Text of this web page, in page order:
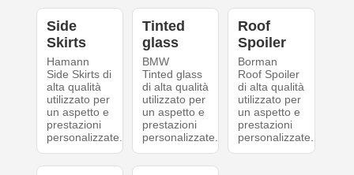
Side
Skirts
Hamann
Side Skirts di
alta qualità
utilizzato per
un aspetto e
prestazioni
personalizzate.
Tinted
glass
BMW
Tinted glass
di alta qualità
utilizzato per
un aspetto e
prestazioni
personalizzate.
Roof
Spoiler
Borman
Roof Spoiler
di alta qualità
utilizzato per
un aspetto e
prestazioni
personalizzate.